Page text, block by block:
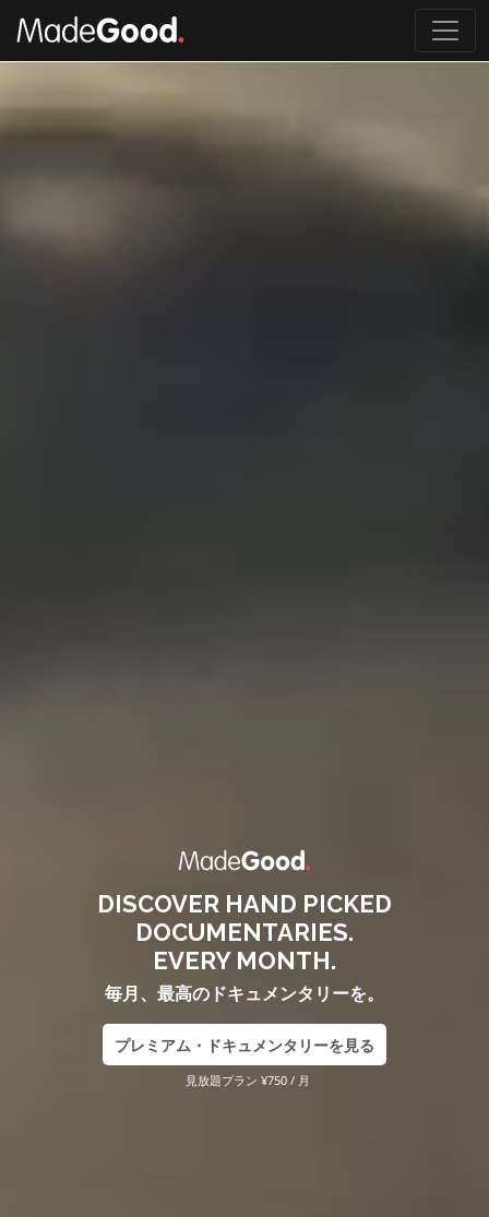
DISCOVER HAND PICKED
DOCUMENTARIES.
EVERY MONTH.
毎月、最高のドキュメンタリーを。
プレミアム・ドキュメンタリーを見る
見放題プラン ¥750 / 月